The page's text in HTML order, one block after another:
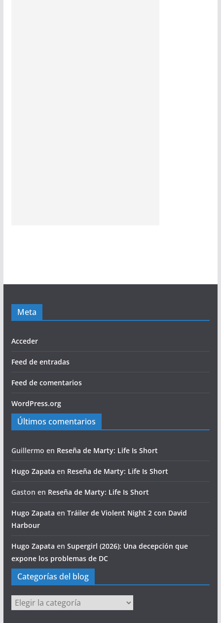
Meta
Acceder
Feed de entradas
Feed de comentarios
WordPress.org
Últimos comentarios
Guillermo en Reseña de Marty: Life Is Short
Hugo Zapata en Reseña de Marty: Life Is Short
Gaston en Reseña de Marty: Life Is Short
Hugo Zapata en Tráiler de Violent Night 2 con David
Harbour
Hugo Zapata en Supergirl (2026): Una decepción que
expone los problemas de DC
Categorías del blog
Categorías
del